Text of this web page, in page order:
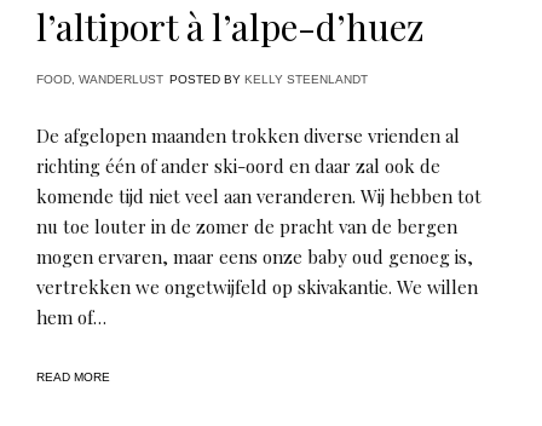
l’altiport à l’alpe-d’huez
FOOD WANDERLUST POSTED BY KELLY STEENLANDT
De afgelopen maanden trokken diverse vrienden al
richting één of ander ski-oord en daar zal ook de
komende tijd niet veel aan veranderen. Wij hebben tot
nu toe louter in de zomer de pracht van de bergen
mogen ervaren, maar eens onze baby oud genoeg is,
vertrekken we ongetwijfeld op skivakantie. We willen
hem of…
READ MORE